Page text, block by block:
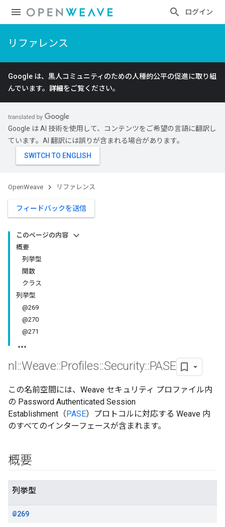
ログイン
リファレンス
Google は、黒人コミュニティのための人種的公平の促進に取り組
んでいます。 詳細をご覧ください。
Google は AI 技術を使用して、コンテンツをご希望の言語に翻訳し
ています。AI 翻訳には誤りが含まれる場合があります。
OpenWeave リファレンス
フィードバックを送信
このページの内容
概要
列挙型
関数
クラス
列挙型
@269
@270
@271
nl ::Weave::Profiles::Security::PASE
この名前空間には、Weave セキュリティ プロファイル内
の Password Authenticated Session
Establishment（PASE）プロトコルに対応する Weave 内
のすべてのインターフェースが含まれます。
概要
列挙型
@269